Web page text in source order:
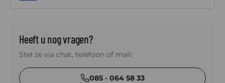
Heeft u nog vragen?
Stel ze via chat, telefoon of mail:
085 - 064 58 33